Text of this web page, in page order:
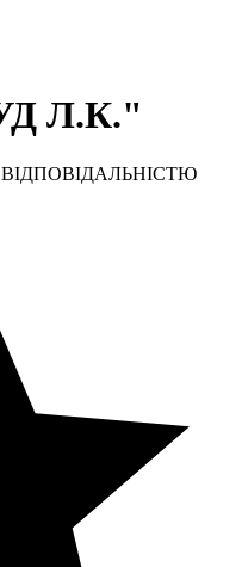
Л.К."